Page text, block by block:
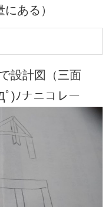
ある）
設計図（三面
ﾟ)ﾉナニコレー